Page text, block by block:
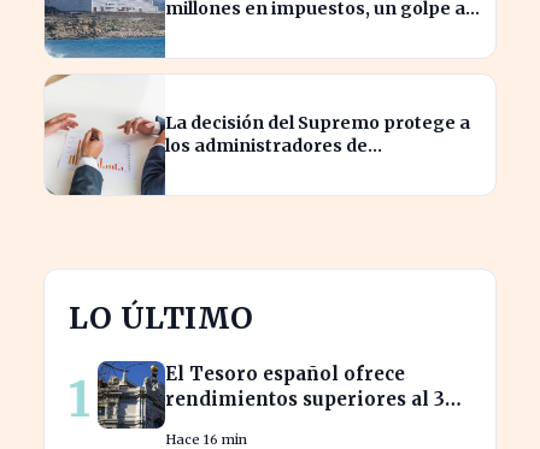
millones en impuestos, un golpe al
La decisión del Supremo protege a
los administradores de
Hacienda
LO ÚLTIMO
1
El Tesoro español ofrece
rendimientos superiores al 3%
Hace 16 min